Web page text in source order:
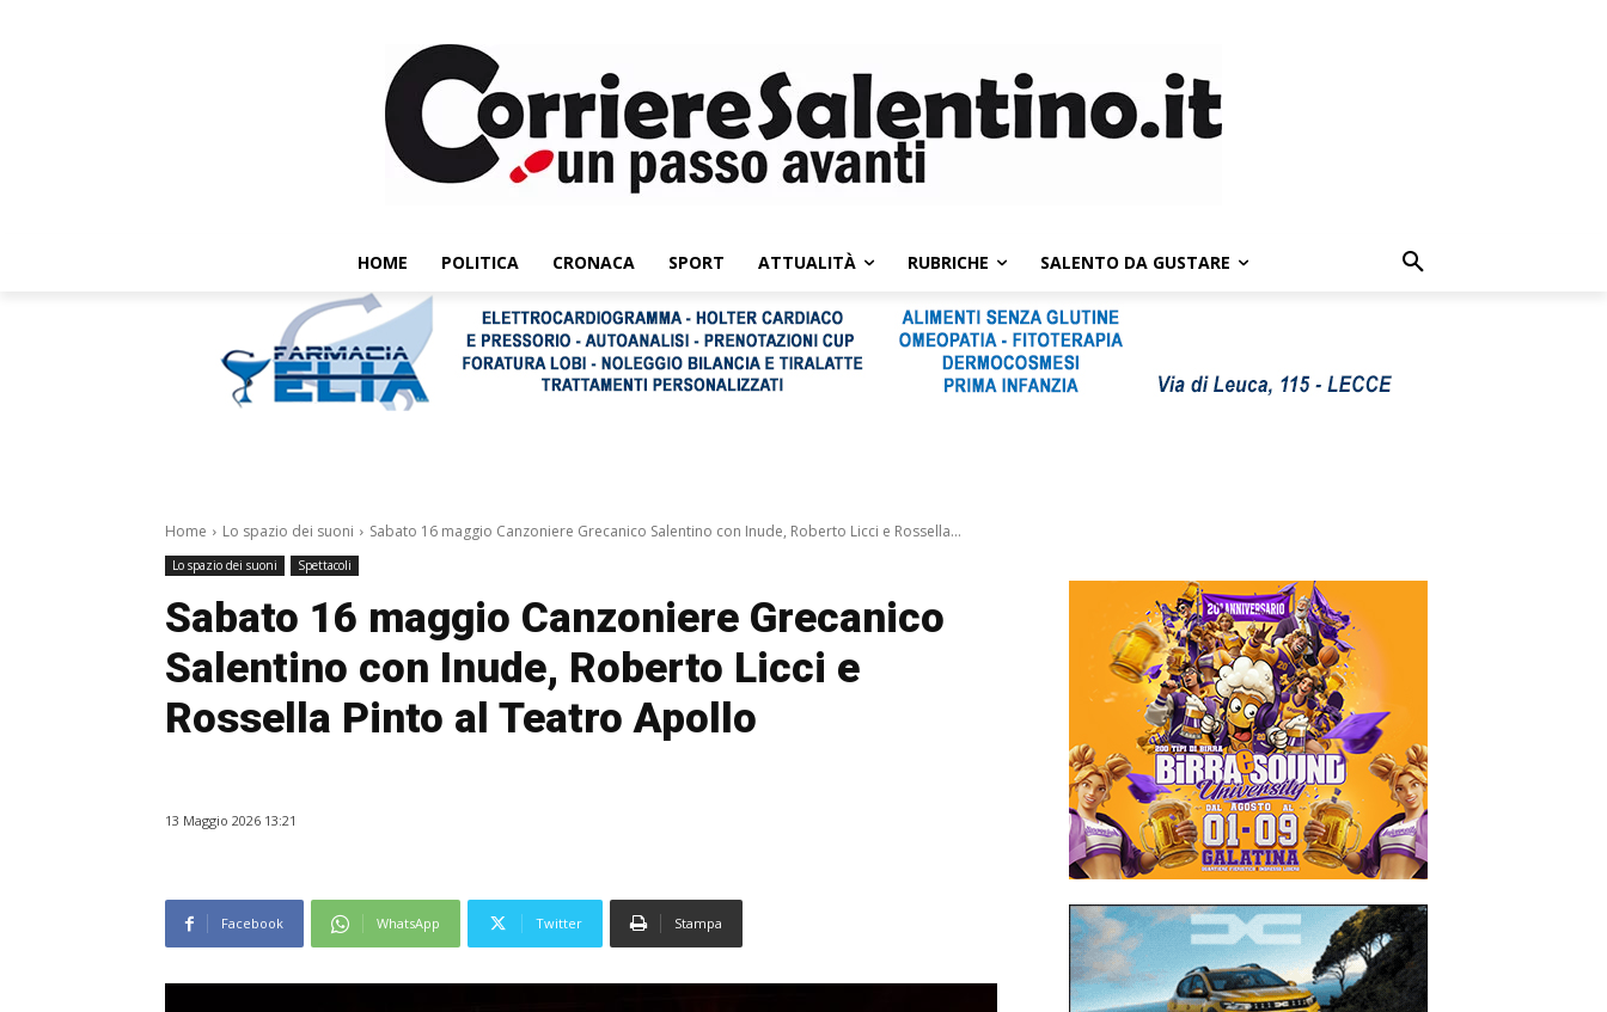
HOME POLITICA CRONACA SPORT ATTUALITÀ RUBRICHE SALENTO DA GUSTARE
Home Lo spazio dei suoni Sabato 16 maggio Canzoniere Grecanico Salentino con Inude, Roberto Licci e Rossella...
Lo spazio dei suoni Spettacoli
Sabato 16 maggio Canzoniere Grecanico
Salentino con Inude, Roberto Licci e
Rossella Pinto al Teatro Apollo
13 Maggio 2026 13:21
Facebook WhatsApp Twitter Stampa